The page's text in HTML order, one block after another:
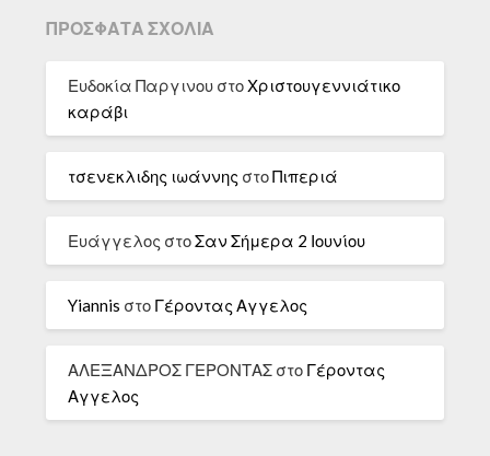
ΠΡΌΣΦΑΤΑ ΣΧΌΛΙΑ
Ευδοκία Παργινου στοΧριστουγεννιάτικο
καράβι
τσενεκλιδης ιωάννης στοΠιπεριά
Ευάγγελος στοΣαν Σήμερα 2 Ιουνίου
Yiannis στο Γέροντας Αγγελος
ΑΛΕΞΑΝΔΡΟΣ ΓΕΡΟΝΤΑΣ στο Γέροντας
Αγγελος